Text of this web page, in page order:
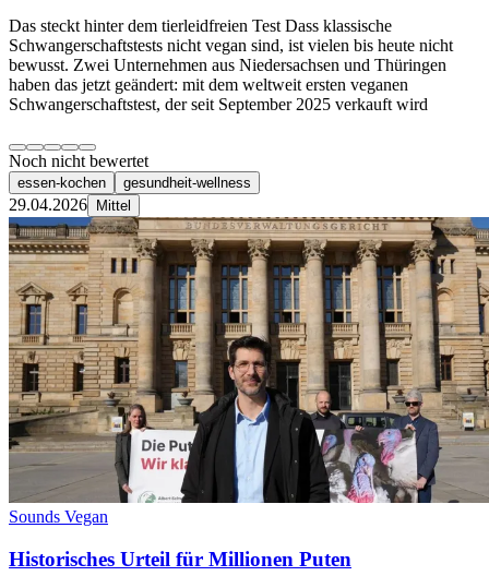
Das steckt hinter dem tierleidfreien Test Dass klassische
Schwangerschaftstests nicht vegan sind, ist vielen bis heute nicht
bewusst. Zwei Unternehmen aus Niedersachsen und Thüringen
haben das jetzt geändert: mit dem weltweit ersten veganen
Schwangerschaftstest, der seit September 2025 verkauft wird
Noch nicht bewertet
essen-kochen gesundheit-wellness
29.04.2026 Mittel
Sounds Vegan
Historisches Urteil für Millionen Puten